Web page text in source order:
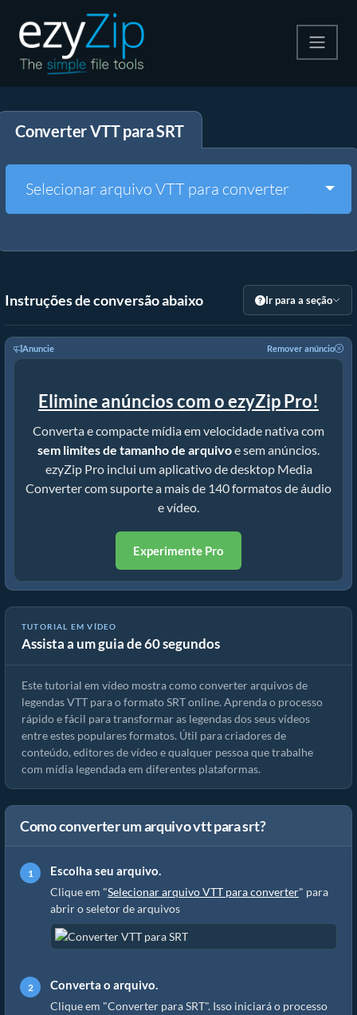
Descompactar
Outras Ferramentas
Converter VTT para SRT
Selecionar arquivo VTT para converter
Instruções de conversão abaixo Ir para a seção
Anuncie Remover anúncio
Elimine anúncios com o ezyZip Pro!
Converta e compacte mídia em velocidade nativa com
sem limites de tamanho de arquivoe sem anúncios.
ezyZip Pro inclui um aplicativo de desktop Media
Converter com suporte a mais de 140 formatos de áudio
e vídeo.
Experimente Pro
TUTORIAL EM VÍDEO
Assista a um guia de 60 segundos
Como Converter VTT para SRT Em Segundos!
Este tutorial em vídeo mostra como converter arquivos de
legendas VTT para o formato SRT online. Aprenda o processo
rápido e fácil para transformar as legendas dos seus vídeos
entre estes populares formatos. Útil para criadores de
conteúdo, editores de vídeo e qualquer pessoa que trabalhe
com mídia legendada em diferentes plataformas.
Como converter um arquivo vtt para srt?
Escolha seu arquivo.
Clique em "Selecionar arquivo VTT para converter" para
abrir o seletor de arquivos
Converta o arquivo.
Clique em "Converter para SRT". Isso iniciará o processo